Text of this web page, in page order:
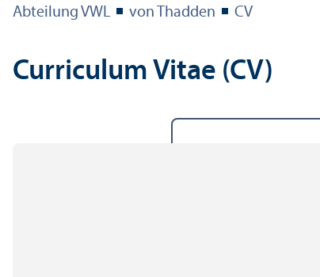
Abteilung VWL von Thadden CV
Curriculum Vitae (CV)